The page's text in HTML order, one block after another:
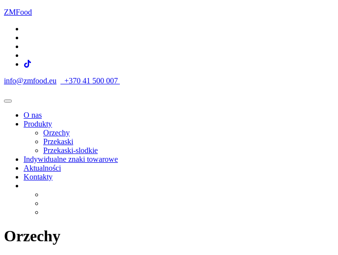
ZMFood
info@zmfood.eu +370 41 500 007
O nas
Produkty
Orzechy
Przekaski
Przekaski-slodkie
Indywidualne znaki towarowe
Aktualności
Kontakty
Orzechy